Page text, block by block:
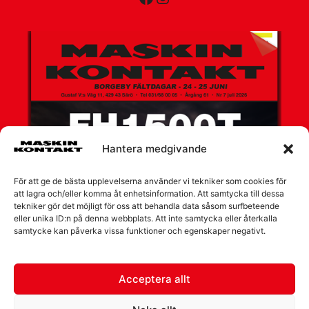
Hantera medgivande
För att ge de bästa upplevelserna använder vi tekniker som cookies för
att lagra och/eller komma åt enhetsinformation. Att samtycka till dessa
tekniker gör det möjligt för oss att behandla data såsom surfbeteende
eller unika ID:n på denna webbplats. Att inte samtycka eller återkalla
samtycke kan påverka vissa funktioner och egenskaper negativt.
Acceptera allt